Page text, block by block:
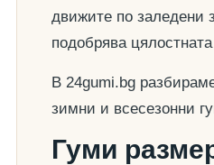
движите по заледени
подобрява
В 24gumi.bg
зимни и всесезонни
Гуми